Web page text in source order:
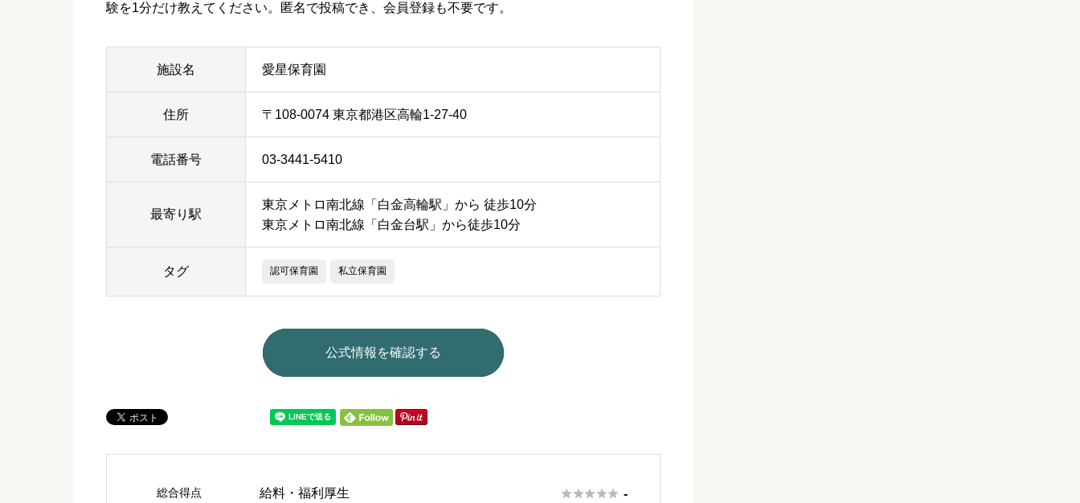
験を1分だけ教えてください。匿名で投稿でき、会員登録も不要です。
施設名 愛星保育園
住所 〒108-0074 東京都港区高輪1-27-40
電話番号 03-3441-5410
最寄り駅
東京メトロ南北線「白金高輪駅」から 徒歩10分
東京メトロ南北線「白金台駅」から徒歩10分
タグ 認可保育園 私立保育園
公式情報を確認する
総合得点 給料・福利厚生  -